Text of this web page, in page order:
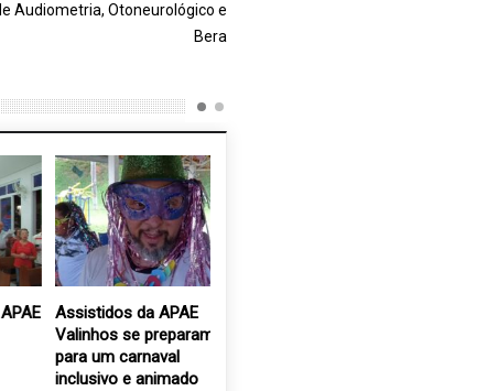
Audiometria, Otoneurológico e
Bera
Assistidos da APAE
Valinhos se preparam
para um carnaval
inclusivo e animado